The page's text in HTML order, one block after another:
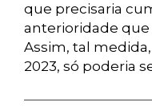
que precisaria
anterioridade que
Assim, tal
2023, só poderia